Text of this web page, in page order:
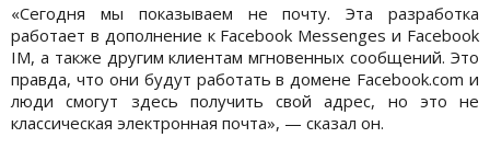
«Сегодня мы показываем не почту. Эта разработка
работает в дополнение к Facebook Messenges и Facebook
IM, а также другим клиентам мгновенных сообщений. Это
правда, что они будут работать в домене Facebook.com и
люди смогут здесь получить свой адрес, но это не
классическая электронная почта», — сказал он.